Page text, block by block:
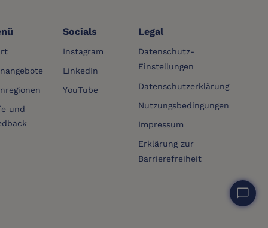
chat_bubble
und
Socials
Instagram
LinkedIn
YouTube
Legal
Datenschutz-
Einstellungen
Datenschutzerklärung
Nutzungsbedingungen
Impressum
Erklärung zur
Barrierefreiheit